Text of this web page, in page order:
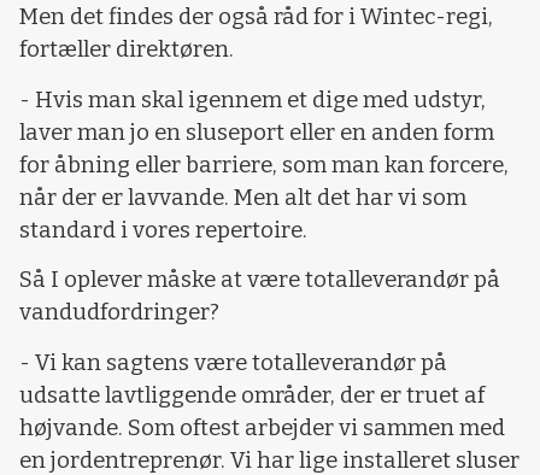
Men det findes der også råd for i Wintec-regi,
fortæller direktøren.
- Hvis man skal igennem et dige med udstyr,
laver man jo en sluseport eller en anden form
for åbning eller barriere, som man kan forcere,
når der er lavvande. Men alt det har vi som
standard i vores repertoire.
Så I oplever måske at være totalleverandør på
vandudfordringer?
- Vi kan sagtens være totalleverandør på
udsatte lavtliggende områder, der er truet af
højvande. Som oftest arbejder vi sammen med
en jordentreprenør. Vi har lige installeret sluser